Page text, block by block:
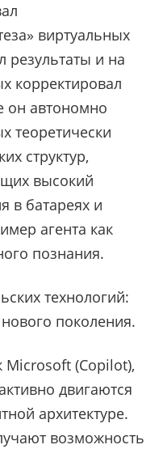
виртуальных
результаты и на
корректировал
он автономно
теоретически
структур,
высокий
в батареях и
агента как
познания.
технологий:
поколения.
Microsoft (Copilot),
двигаются
архитектуре.
возможность